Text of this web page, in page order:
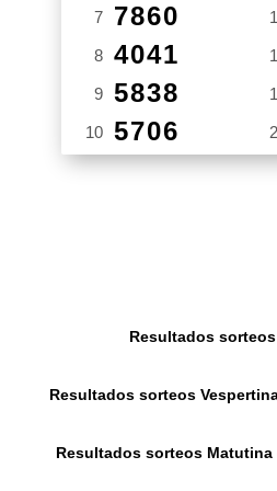
7 7860
8 4041
9 5838
10 5706
Resultados
Resultados sorteos
Resultados sorteos